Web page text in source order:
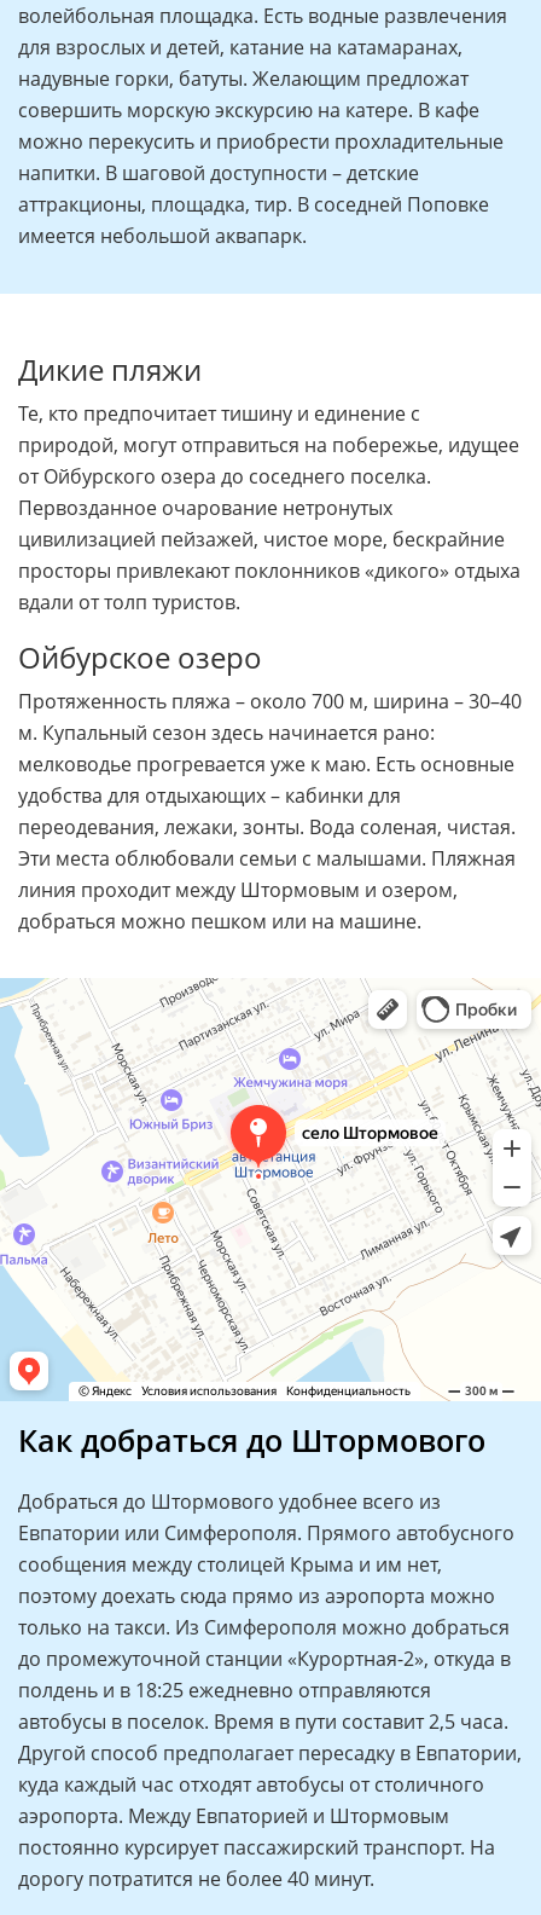
волейбольная площадка. Есть водные развлечения
для взрослых и детей, катание на катамаранах,
надувные горки, батуты. Желающим предложат
совершить морскую экскурсию на катере. В кафе
можно перекусить и приобрести прохладительные
напитки. В шаговой доступности – детские
аттракционы, площадка, тир. В соседней Поповке
имеется небольшой аквапарк.
Дикие пляжи
Те, кто предпочитает тишину и единение с
природой, могут отправиться на побережье, идущее
от Ойбурского озера до соседнего поселка.
Первозданное очарование нетронутых
цивилизацией пейзажей, чистое море, бескрайние
просторы привлекают поклонников «дикого» отдыха
вдали от толп туристов.
Ойбурское озеро
Протяженность пляжа – около 700 м, ширина – 30–40
м. Купальный сезон здесь начинается рано:
мелководье прогревается уже к маю. Есть основные
удобства для отдыхающих – кабинки для
переодевания, лежаки, зонты. Вода соленая, чистая.
Эти места облюбовали семьи с малышами. Пляжная
линия проходит между Штормовым и озером,
добраться можно пешком или на машине.
Как добраться до Штормового
Добраться до Штормового удобнее всего из
Евпатории или Симферополя. Прямого автобусного
сообщения между столицей Крыма и им нет,
поэтому доехать сюда прямо из аэропорта можно
только на такси. Из Симферополя можно добраться
до промежуточной станции «Курортная-2», откуда в
полдень и в 18:25 ежедневно отправляются
автобусы в поселок. Время в пути составит 2,5 часа.
Другой способ предполагает пересадку в Евпатории,
куда каждый час отходят автобусы от столичного
аэропорта. Между Евпаторией и Штормовым
постоянно курсирует пассажирский транспорт. На
дорогу потратится не более 40 минут.